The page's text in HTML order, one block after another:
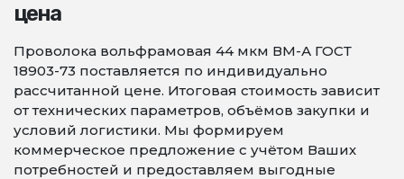
цена
Проволока вольфрамовая 44 мкм ВМ-А ГОСТ
18903-73 поставляется по индивидуально
рассчитанной цене. Итоговая стоимость зависит
от технических параметров, объёмов закупки и
условий логистики. Мы формируем
коммерческое предложение с учётом Ваших
потребностей и предоставляем выгодные